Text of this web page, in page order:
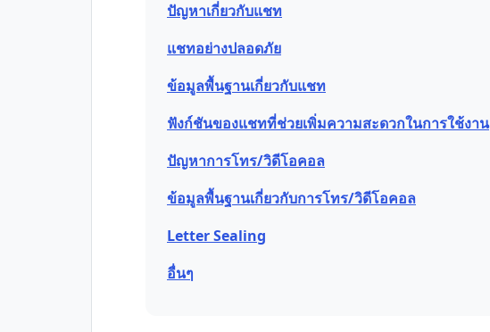
ปัญหาเกี่ยวกับแชท
แชทอย่างปลอดภัย
ข้อมูลพื้นฐานเกี่ยวกับแชท
ฟังก์ชันของแชทที่ช่วยเพิ่มความสะดวกในการใช้งาน
ปัญหาการโทร/วิดีโอคอล
ข้อมูลพื้นฐานเกี่ยวกับการโทร/วิดีโอคอล
Letter Sealing
อื่นๆ